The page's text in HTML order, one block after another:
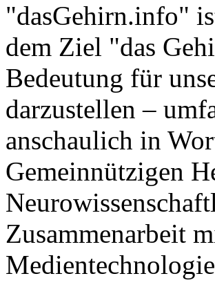
"dasGehirn.info"
dem Ziel "das
Bedeutung für
darzustellen –
anschaulich in
Gemeinnützigen
Zusammenarbeit